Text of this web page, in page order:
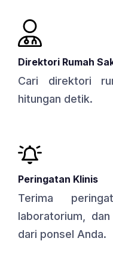
Direktori Rumah
Cari direktori
hitungan detik.
Peringatan Klinis
Terima
laboratorium,
dari ponsel Anda.